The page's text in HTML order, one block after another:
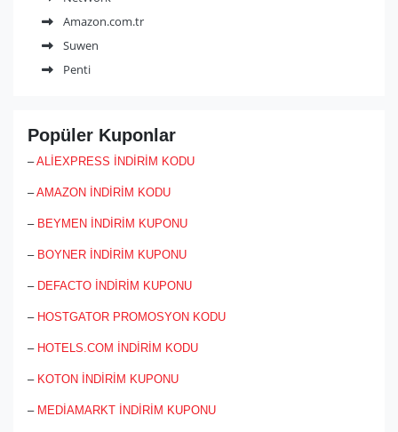
Amazon.com.tr
Suwen
Penti
Popüler Kuponlar
–ALİEXPRESS İNDİRİM KODU
–AMAZON İNDİRİM KODU
– BEYMEN İNDİRİM KUPONU
– BOYNER İNDİRİM KUPONU
– DEFACTO İNDİRİM KUPONU
– HOSTGATOR PROMOSYON KODU
– HOTELS.COM İNDİRİM KODU
– KOTON İNDİRİM KUPONU
– MEDİAMARKT İNDİRİM KUPONU